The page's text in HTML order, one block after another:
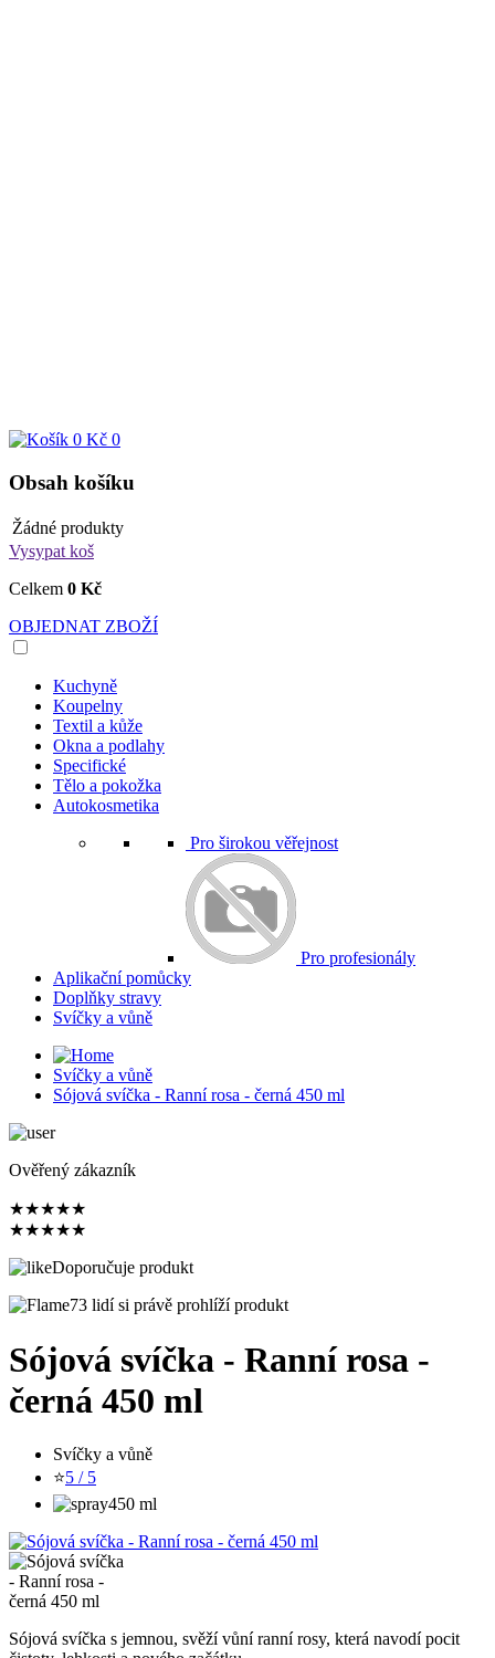
0 Kč 0
Obsah košíku
Žádné produkty
Vysypat koš
Celkem 0 Kč
OBJEDNAT ZBOŽÍ
Kuchyně
Koupelny
Textil a kůže
Okna a podlahy
Specifické
Tělo a pokožka
Autokosmetika
Pro širokou věřejnost
Pro profesionály
Aplikační pomůcky
Doplňky stravy
Svíčky a vůně
Svíčky a vůně
Sójová svíčka - Ranní rosa - černá 450 ml
Ověřený zákazník
★★★★★
★★★★★
Doporučuje produkt
73 lidí si právě prohlíží produkt
Sójová svíčka - Ranní rosa -
černá 450 ml
Svíčky a vůně
⭐5 / 5
450 ml
Sójová svíčka s jemnou, svěží vůní ranní rosy, která navodí pocit